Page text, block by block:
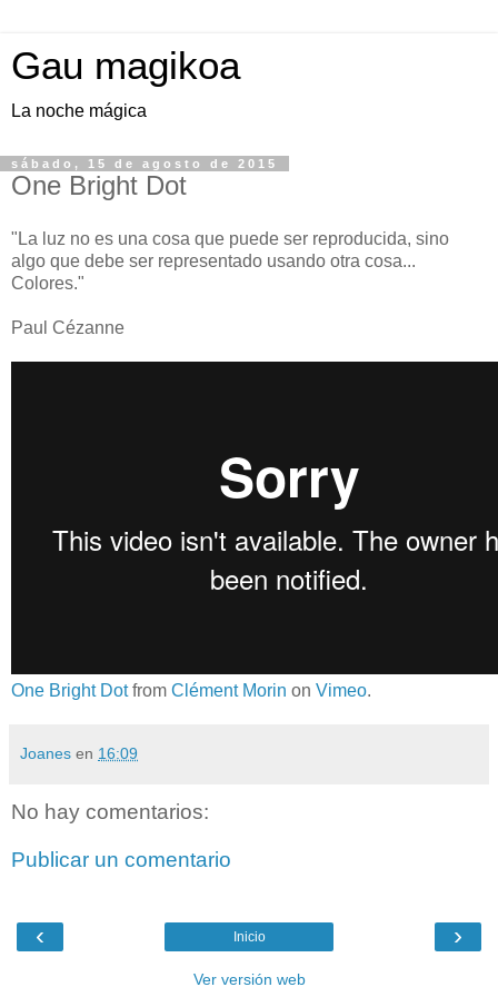
Gau magikoa
La noche mágica
sábado, 15 de agosto de 2015
One Bright Dot
"La luz no es una cosa que puede ser reproducida, sino
algo que debe ser representado usando otra cosa...
Colores."
Paul Cézanne
One Bright Dotfrom Clément Morin on Vimeo.
Joanes en 16:09
No hay comentarios:
Publicar un comentario
‹ ›
Inicio
Ver versión web